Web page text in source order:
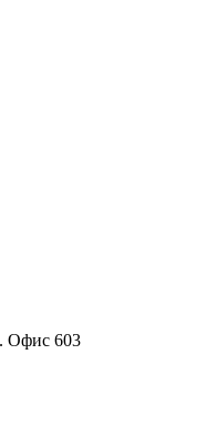
Офис 603